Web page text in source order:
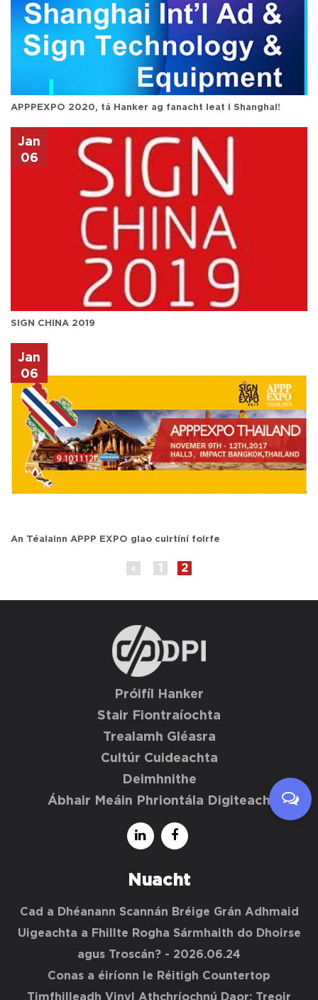
APPPEXPO 2020, tá Hanker ag fanacht leat i Shanghai!
Jan
06
SIGN CHINA 2019
Jan
06
An Téalainn APPP EXPO glao cuirtíní foirfe
‹ 1 2
Próifíl Hanker
Stair Fiontraíochta
Trealamh Gléasra
Cultúr Cuideachta
Deimhnithe
Ábhair Meáin Phriontála Digiteach
Nuacht
Cad a Dhéanann Scannán Bréige Grán Adhmaid
Uigeachta a Fhillte Rogha Sármhaith do Dhoirse
agus Troscán? - 2026.06.24
Conas a éiríonn le Réitigh Countertop
Timfhilleadh Vinyl Athchríochnú Daor: Treoir